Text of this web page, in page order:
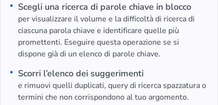
Scegli una ricerca di parole chiave in blocco
per visualizzare il volume e la difficoltà di ricerca di
ciascuna parola chiave e identificare quelle più
promettenti. Eseguire questa operazione se si
dispone già di un elenco di parole chiave.
Scorri l’elenco dei suggerimenti
e rimuovi quelli duplicati, query di ricerca spazzatura o
termini che non corrispondono al tuo argomento.